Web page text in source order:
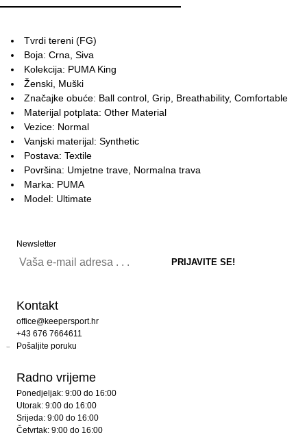
Tvrdi tereni (FG)
Boja: Crna, Siva
Kolekcija: PUMA King
Ženski, Muški
Značajke obuće: Ball control, Grip, Breathability, Comfortable
Materijal potplata: Other Material
Vezice: Normal
Vanjski materijal: Synthetic
Postava: Textile
Površina: Umjetne trave, Normalna trava
Marka: PUMA
Model: Ultimate
Newsletter
Kontakt
office@keepersport.hr
+43 676 7664611
Pošaljite poruku
Radno vrijeme
Ponedjeljak: 9:00 do 16:00
Utorak: 9:00 do 16:00
Srijeda: 9:00 do 16:00
Četvrtak: 9:00 do 16:00